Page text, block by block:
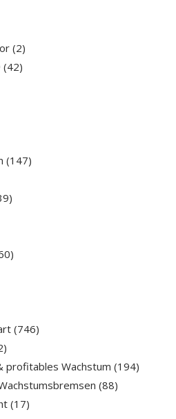
(2)
(42)
(147)
(746)
profitables Wachstum (194)
(88)
(17)